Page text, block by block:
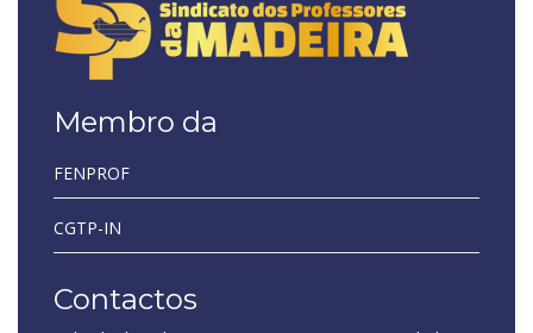
Membro da
FENPROF
CGTP-IN
Contactos